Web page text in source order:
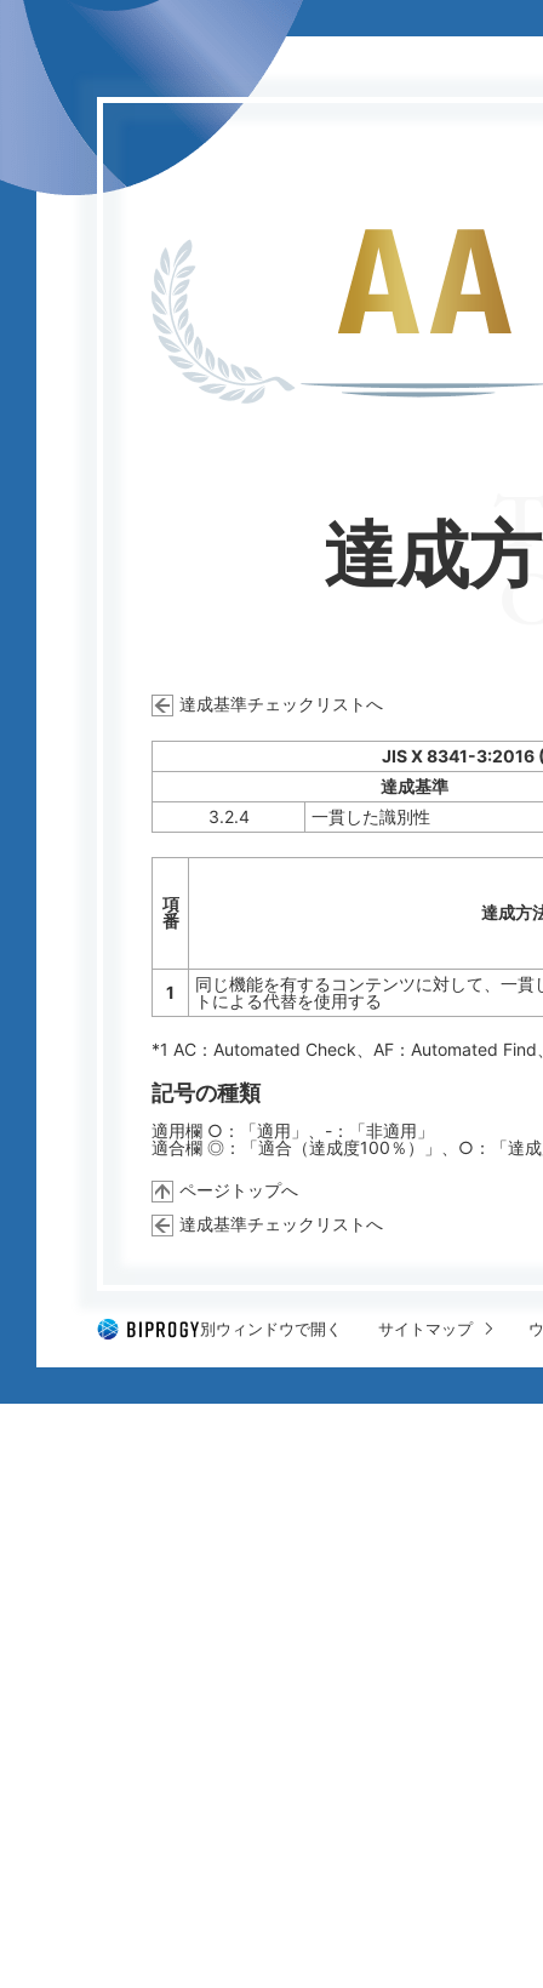
達成
達成基準チェックリストへ
JIS X 8341-3:2016
達成基準
3.2.4
一貫した識別性
項
番
達成方
1
同じ機能を有するコンテンツに対して、一
トによる代替を使用する
*1 AC： Automated Check 、AF： Automated Find
記号の種類
適用欄 ○：「適用」、-：「非適用」
適合欄 ◎：「適合（達成度100％）」、○：「達
ページトップへ
達成基準チェックリストへ
別ウィンドウで開く サイトマップ